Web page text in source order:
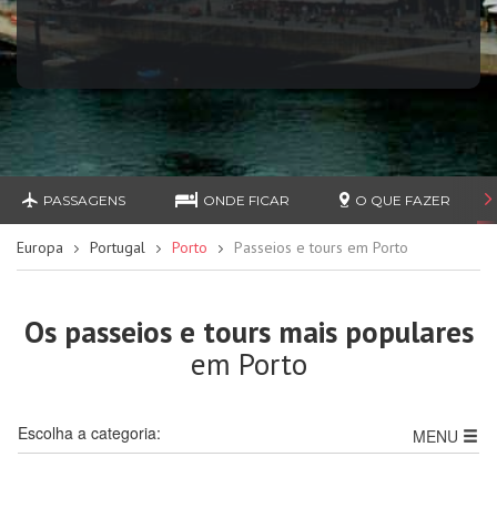
PASSAGENS ONDE FICAR O QUE FAZER
Europa Portugal Porto Passeios e tours em Porto
Os passeios e tours mais populares
em Porto
MENU
Escolha a categoria: